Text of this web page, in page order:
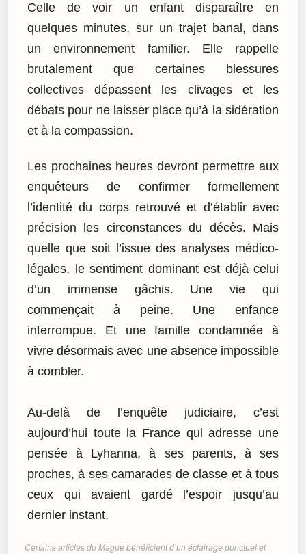
Celle de voir un enfant disparaître en
quelques minutes, sur un trajet banal, dans
un environnement familier. Elle rappelle
brutalement que certaines blessures
collectives dépassent les clivages et les
débats pour ne laisser place qu’à la sidération
et à la compassion.
Les prochaines heures devront permettre aux
enquêteurs de confirmer formellement
l’identité du corps retrouvé et d’établir avec
précision les circonstances du décès. Mais
quelle que soit l’issue des analyses médico-
légales, le sentiment dominant est déjà celui
d’un immense gâchis. Une vie qui
commençait à peine. Une enfance
interrompue. Et une famille condamnée à
vivre désormais avec une absence impossible
à combler.
Au-delà de l’enquête judiciaire, c’est
aujourd’hui toute la France qui adresse une
pensée à Lyhanna, à ses parents, à ses
proches, à ses camarades de classe et à tous
ceux qui avaient gardé l’espoir jusqu’au
dernier instant.
Certains articles du Mague bénéficient d’un éclairage ponctuel et